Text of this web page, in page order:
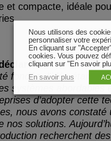
et compacte, idéale
:
fondée, l’idée était de
systèmes abordables
d’adopter cette
nous avons constaté
nos solutions.
recherchent
Nous utilisons des
personnaliser votre
En cliquant sur
cookies. Vous pouvez
cliquant sur "En savoir
En savoir plus